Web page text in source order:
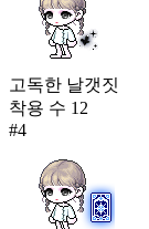
고독한 날갯짓
착용 수 12
#4